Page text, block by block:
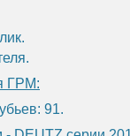
ГРМ:
91.